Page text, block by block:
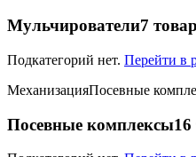
Мульчирователи7
Подкатегорий нет. Перейти в
МеханизацияПосевные
Посевные комплексы16